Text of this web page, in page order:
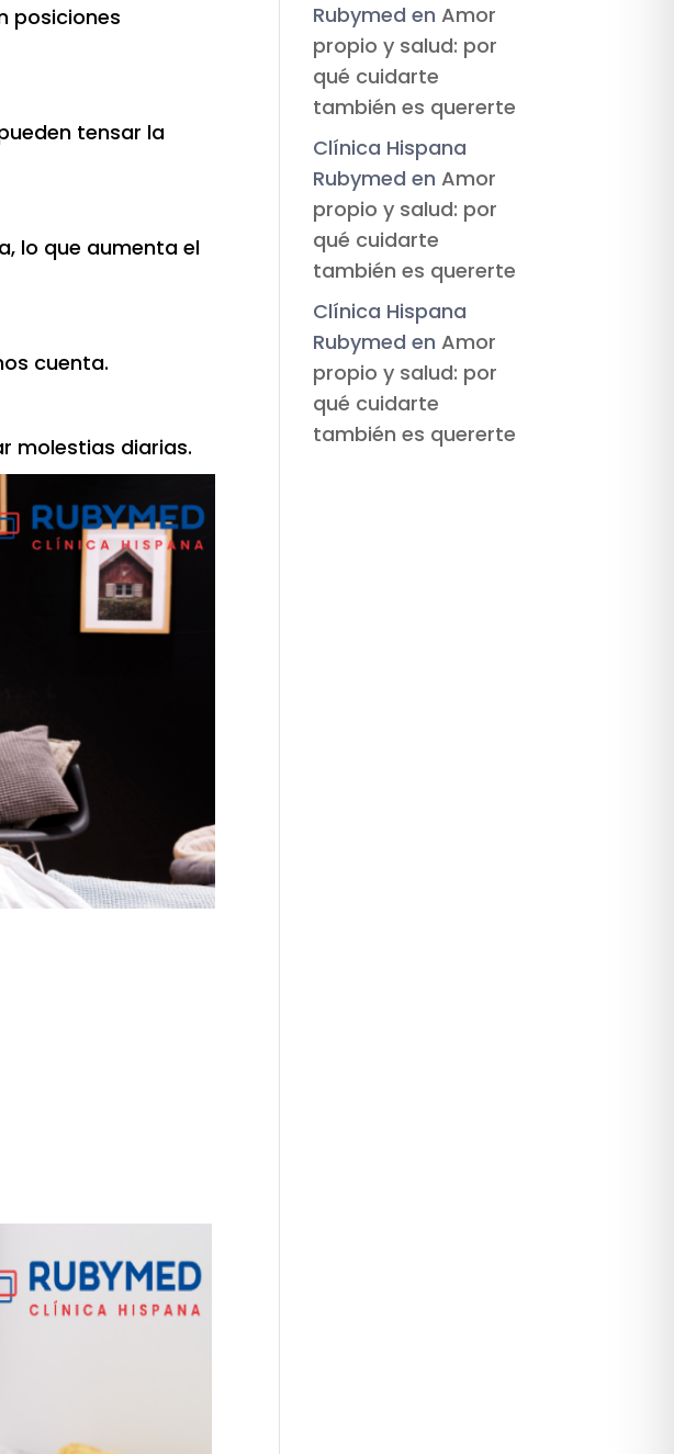
posiciones
tensar la
lo que aumenta el
cuenta.
molestias diarias.
Rubymed enAmor
propio y salud: por
qué cuidarte
también es quererte
Clínica Hispana
Rubymed enAmor
propio y salud: por
qué cuidarte
también es quererte
Clínica Hispana
Rubymed enAmor
propio y salud: por
qué cuidarte
también es quererte